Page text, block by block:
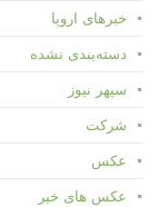
خبرهای اروپا
دسته‌بندی نشده
سپهر نیوز
شرکت
عکس
عکس های خبر